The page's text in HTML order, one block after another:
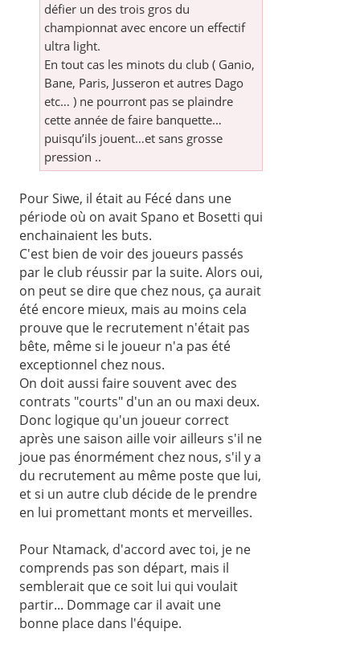
défier un des trois gros du
championnat avec encore un effectif
ultra light.
En tout cas les minots du club ( Ganio,
Bane, Paris, Jusseron et autres Dago
etc… ) ne pourront pas se plaindre
cette année de faire banquette…
puisqu’ils jouent…et sans grosse
pression ..
Pour Siwe, il était au Fécé dans une
période où on avait Spano et Bosetti qui
enchainaient les buts.
C'est bien de voir des joueurs passés
par le club réussir par la suite. Alors oui,
on peut se dire que chez nous, ça aurait
été encore mieux, mais au moins cela
prouve que le recrutement n'était pas
bête, même si le joueur n'a pas été
exceptionnel chez nous.
On doit aussi faire souvent avec des
contrats "courts" d'un an ou maxi deux.
Donc logique qu'un joueur correct
après une saison aille voir ailleurs s'il ne
joue pas énormément chez nous, s'il y a
du recrutement au même poste que lui,
et si un autre club décide de le prendre
en lui promettant monts et merveilles.
Pour Ntamack, d'accord avec toi, je ne
comprends pas son départ, mais il
semblerait que ce soit lui qui voulait
partir... Dommage car il avait une
bonne place dans l'équipe.